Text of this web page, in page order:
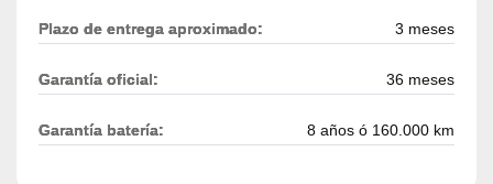
Plazo de entrega aproximado: 3 meses
Garantía oficial: 36 meses
Garantía batería: 8 años ó 160.000 km